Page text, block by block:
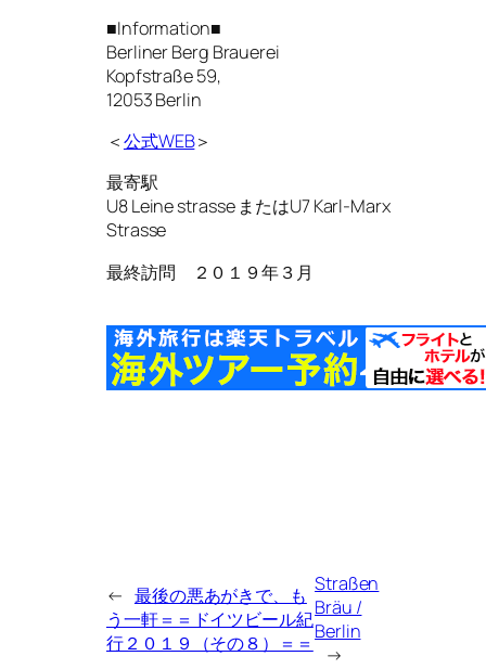
■Information■
Berliner Berg Brauerei
Kopfstraße 59,
12053 Berlin
＜公式WEB＞
最寄駅
U8 Leine strasse またはU7 Karl-Marx
Strasse
最終訪問 ２０１９年３月
← 最後の悪あがきで、も
う一軒＝＝ドイツビール紀
行２０１９（その８）＝＝
Straßen
Bräu /
Berlin
→